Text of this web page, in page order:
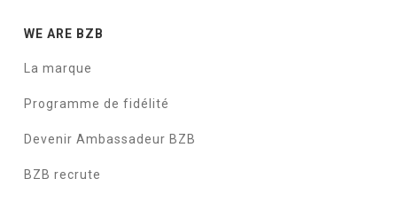
WE ARE BZB
La marque
Programme de fidélité
Devenir Ambassadeur BZB
BZB recrute